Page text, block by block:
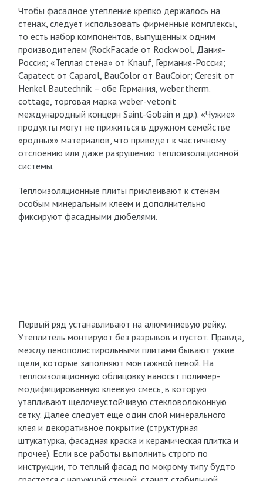
Чтобы фасадное утепление крепко держалось на
стенах, следует использовать фирменные комплексы,
то есть набор компонентов, выпущенных одним
производителем (RockFacade от Rockwool, Дания-
Россия; «Теплая стена» от Knauf, Германия-Россия;
Capatect от Caparol, BauColor от BauCoior; Ceresit от
Henkel Bautechnik – обе Германия, weber.therm.
cottage, торговая марка weber-vetonit
международный концерн Saint-Gobain и др.). «Чужие»
продукты могут не прижиться в дружном семействе
«родных» материалов, что приведет к частичному
отслоению или даже разрушению теплоизоляционной
системы.
Теплоизоляционные плиты приклеивают к стенам
особым минеральным клеем и дополнительно
фиксируют фасадными дюбелями.
Первый ряд устанавливают на алюминиевую рейку.
Утеплитель монтируют без разрывов и пустот. Правда,
между пенополистирольными плитами бывают узкие
щели, которые заполняют монтажной пеной. На
теплоизоляционную облицовку наносят полимер-
модифицированную клеевую смесь, в которую
утапливают щелочеустойчивую стекловолоконную
сетку. Далее следует еще один слой минерального
клея и декоративное покрытие (структурная
штукатурка, фасадная краска и керамическая плитка и
прочее). Если все работы выполнить строго по
инструкции, то теплый фасад по мокрому типу будто